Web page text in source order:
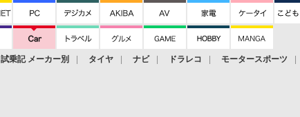
試乗記 メーカー別 タイヤ ナビ ドラレコ モータースポーツ